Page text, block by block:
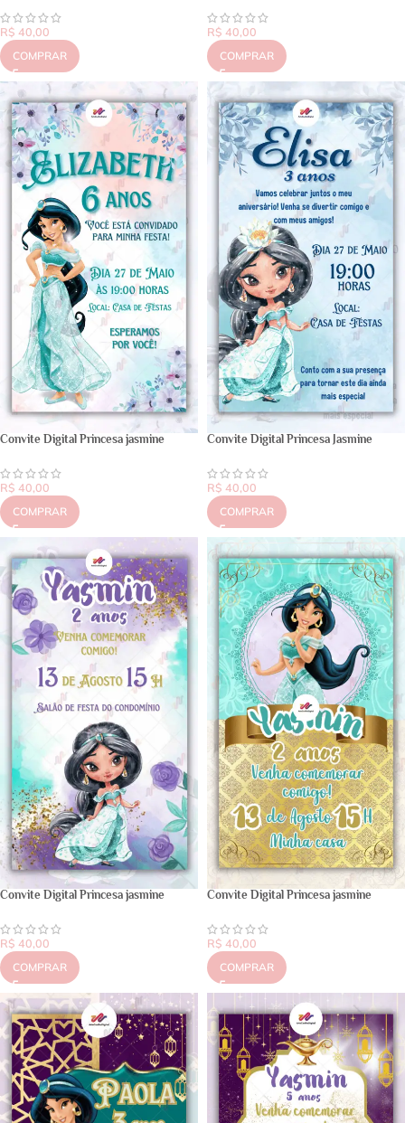
R$ 40,00
COMPRAR
R$ 40,00
COMPRAR
Convite Digital Princesa jasmine
R$ 40,00
COMPRAR
Convite Digital Princesa Jasmine
R$ 40,00
COMPRAR
Convite Digital Princesa jasmine
R$ 40,00
COMPRAR
Convite Digital Princesa jasmine
R$ 40,00
COMPRAR